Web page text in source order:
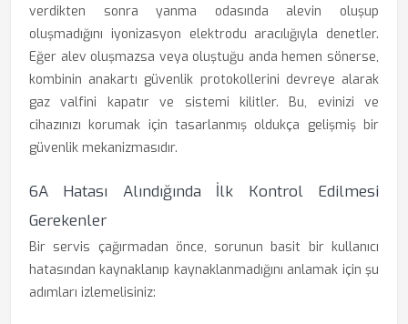
verdikten sonra yanma odasında alevin oluşup
oluşmadığını iyonizasyon elektrodu aracılığıyla denetler.
Eğer alev oluşmazsa veya oluştuğu anda hemen sönerse,
kombinin anakartı güvenlik protokollerini devreye alarak
gaz valfini kapatır ve sistemi kilitler. Bu, evinizi ve
cihazınızı korumak için tasarlanmış oldukça gelişmiş bir
güvenlik mekanizmasıdır.
6A Hatası Alındığında İlk Kontrol Edilmesi
Gerekenler
Bir servis çağırmadan önce, sorunun basit bir kullanıcı
hatasından kaynaklanıp kaynaklanmadığını anlamak için şu
adımları izlemelisiniz: